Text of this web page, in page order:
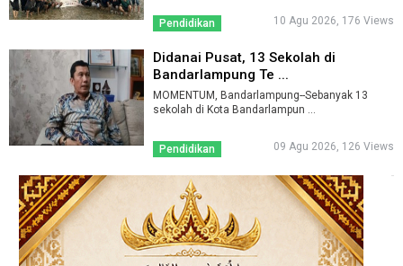
Pendidikan 10 Agu 2026, 176 Views
Didanai Pusat, 13 Sekolah di
Bandarlampung Te ...
MOMENTUM, Bandarlampung--Sebanyak 13
sekolah di Kota Bandarlampun ...
Pendidikan 09 Agu 2026, 126 Views